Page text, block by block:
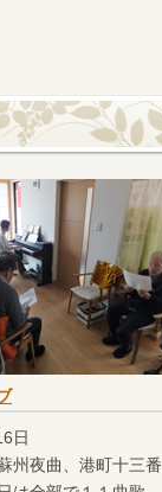
日
州夜曲、港町十三番